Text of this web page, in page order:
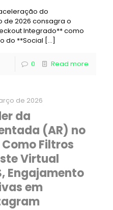
do
de 2026 consagra o
Integrado** como
do **Social […]
0 Read more
de 2026
da
(AR) no
Filtros
Virtual
Engajamento
em